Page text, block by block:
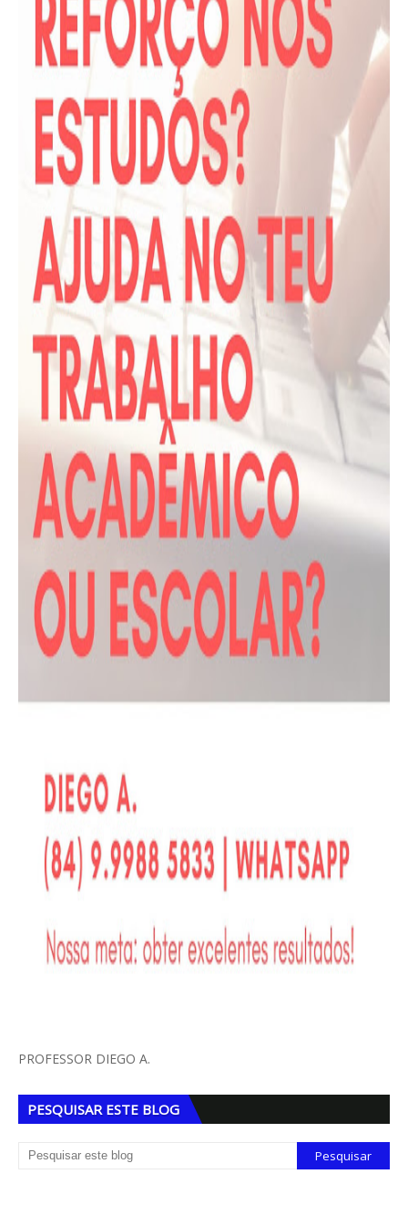
PROFESSOR DIEGO A.
PESQUISAR ESTE BLOG